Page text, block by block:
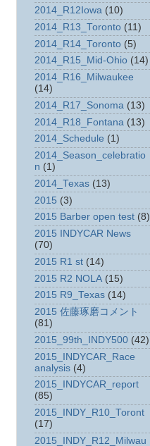
2014_R12Iowa (10)
2014_R13_Toronto (11)
2014_R14_Toronto (5)
2014_R15_Mid-Ohio (14)
2014_R16_Milwaukee
(14)
2014_R17_Sonoma (13)
2014_R18_Fontana (13)
2014_Schedule (1)
2014_Season_celebratio
n (1)
2014_Texas (13)
2015 (3)
2015 Barber open test (8)
2015 INDYCAR News
(70)
2015 R1 st (14)
2015 R2 NOLA (15)
2015 R9_Texas (14)
2015 佐藤琢磨コメント
(81)
2015_99th_INDY500 (42)
2015_INDYCAR_Race
analysis (4)
2015_INDYCAR_report
(85)
2015_INDY_R10_Toront
(17)
2015_INDY_R12_Milwau